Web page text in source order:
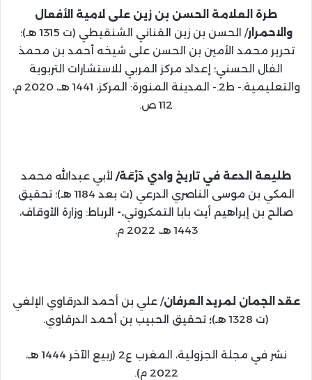
طرة العلامة الحسن بن زين على لامية الأفعال
والاحمرار
/ الحسن بن زين القناني الشنقيطي (ت 1315 هـ)؛
تحرير محمد الأمين بن الحسن على شيخه أحمد بن محمذ
الفال الحسني؛ إعداد مركز المربي للاستشارات التربوية
والتعليمية.- ط2.- المدينة المنورة: المركز، 1441 هـ، 2020 م،
112 ص.
طليعة الدعة في تاريخ وادي دَرْعَة/ لأبي عبدالله محمد
المكي بن موسى الناصري الدرعي (ت بعد 1184 هـ)؛ تحقيق
صالح بن إبراهيم أيت بابا التمكروتي.- الرباط: وزارة الأوقاف،
1443 هـ، 2022 م.
عقد الجمان لمريد العرفان/ علي بن أحمد الدرقاوي الإلغي
(ت 1328 هـ)
؛ تحقيق الحبيب بن أحمد الدرقاوي.
نشر في مجلة الجزولية، المغرب ع2 (ربيع الآخر 1444 هـ،
2022 م).